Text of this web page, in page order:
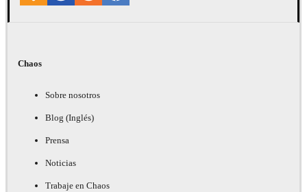
Chaos
Sobre nosotros
Blog (Inglés)
Prensa
Noticias
Trabaje en Chaos